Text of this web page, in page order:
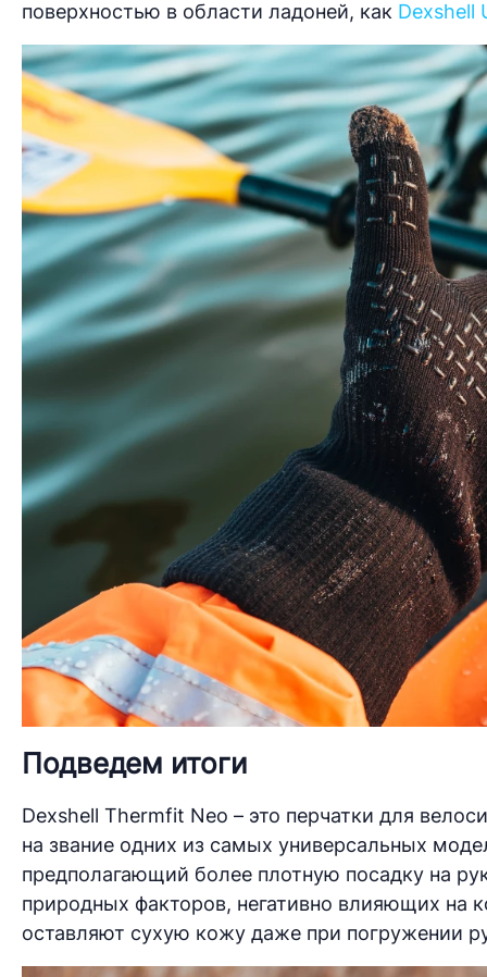
поверхностью в области ладоней, как Dexshell
Подведем итоги
Dexshell Thermfit Neo – это перчатки для
на звание одних из самых универсальных
предполагающий более плотную посадку на
природных факторов, негативно влияющих на
оставляют сухую кожу даже при погружении